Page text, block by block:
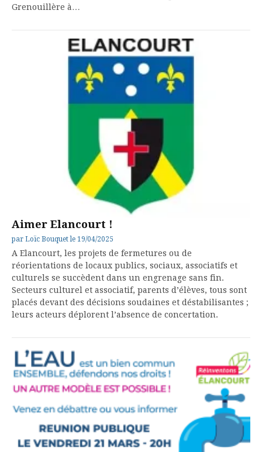
Grenouillère à…
Aimer Elancourt !
par Loïc Bouquet le 19/04/2025
A Elancourt, les projets de fermetures ou de
réorientations de locaux publics, sociaux, associatifs et
culturels se succèdent dans un engrenage sans fin.
Secteurs culturel et associatif, parents d’élèves, tous sont
placés devant des décisions soudaines et déstabilisantes ;
leurs acteurs déplorent l’absence de concertation.